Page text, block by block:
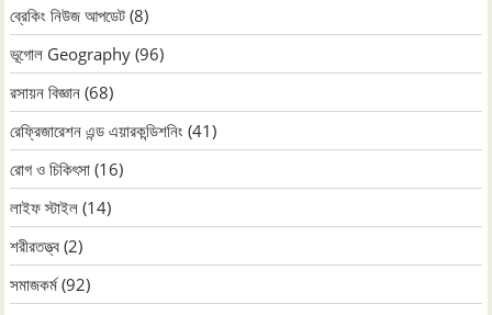
ব্রেকিং নিউজ আপডেট (8)
ভূগোল Geography (96)
রসায়ন বিজ্ঞান (68)
রেফ্রিজারেশন এন্ড এয়ারকন্ডিশনিং (41)
রোগ ও চিকিৎসা (16)
লাইফ স্টাইল (14)
শরীরতত্ত্ব (2)
সমাজকর্ম(92)